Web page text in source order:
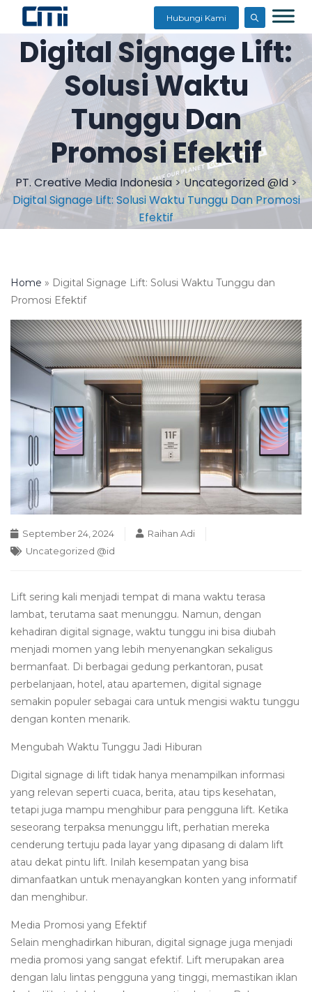
Hubungi Kami
Digital Signage Lift:
Solusi Waktu
Tunggu Dan
Promosi Efektif
PT. Creative Media Indonesia> Uncategorized @id>
Digital Signage Lift: Solusi Waktu Tunggu Dan Promosi
Efektif
Home » Digital Signage Lift: Solusi Waktu Tunggu dan
Promosi Efektif
September 24, 2024
Raihan Adi
Uncategorized @id
Lift sering kali menjadi tempat di mana waktu terasa
lambat, terutama saat menunggu. Namun, dengan
kehadiran digital signage, waktu tunggu ini bisa diubah
menjadi momen yang lebih menyenangkan sekaligus
bermanfaat. Di berbagai gedung perkantoran, pusat
perbelanjaan, hotel, atau apartemen, digital signage
semakin populer sebagai cara untuk mengisi waktu tunggu
dengan konten menarik.
Mengubah Waktu Tunggu Jadi Hiburan
Digital signage di lift tidak hanya menampilkan informasi
yang relevan seperti cuaca, berita, atau tips kesehatan,
tetapi juga mampu menghibur para pengguna lift. Ketika
seseorang terpaksa menunggu lift, perhatian mereka
cenderung tertuju pada layar yang dipasang di dalam lift
atau dekat pintu lift. Inilah kesempatan yang bisa
dimanfaatkan untuk menayangkan konten yang informatif
dan menghibur.
Media Promosi yang Efektif
Selain menghadirkan hiburan, digital signage juga menjadi
media promosi yang sangat efektif. Lift merupakan area
dengan lalu lintas pengguna yang tinggi, memastikan iklan